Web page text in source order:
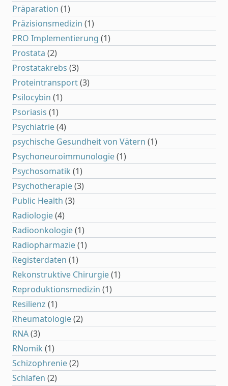
Präparation (1)
Präzisionsmedizin (1)
PRO Implementierung (1)
Prostata (2)
Prostatakrebs (3)
Proteintransport(3)
Psilocybin (1)
Psoriasis (1)
Psychiatrie(4)
psychische Gesundheit von Vätern (1)
Psychoneuroimmunologie(1)
Psychosomatik (1)
Psychotherapie(3)
Public Health (3)
Radiologie(4)
Radioonkologie(1)
Radiopharmazie(1)
Registerdaten (1)
Rekonstruktive Chirurgie(1)
Reproduktionsmedizin (1)
Resilienz (1)
Rheumatologie(2)
RNA(3)
RNomik (1)
Schizophrenie(2)
Schlafen (2)